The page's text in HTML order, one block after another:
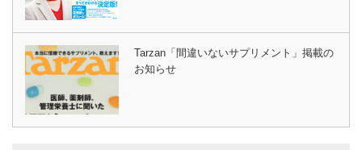
Tarzan「間違いないサプリメント」掲載の
お知らせ